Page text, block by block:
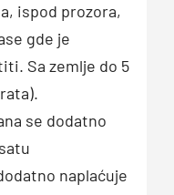
ispod prozora,
gde je
Sa zemlje do 5
se dodatno
naplaćuje